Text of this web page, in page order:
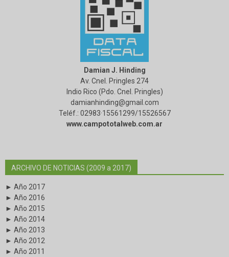
Damian J. Hinding
Av. Cnel. Pringles 274
Indio Rico (Pdo. Cnel. Pringles)
damianhinding@gmail.com
Teléf.: 02983·15561299/15526567
www.campototalweb.com.ar
ARCHIVO DE NOTICIAS (2009 a 2017)
► Año 2017
► Año 2016
► Año 2015
► Año 2014
► Año 2013
► Año 2012
► Año 2011